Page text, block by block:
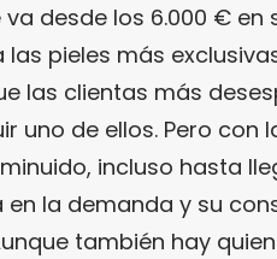
va desde los 6.000 €
las pieles más
las clientas más
uno de ellos. Pero con
incluso hasta
en la demanda y su
también hay